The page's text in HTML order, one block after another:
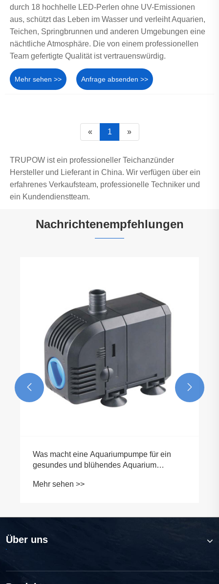
durch 18 hochhelle LED-Perlen ohne UV-Emissionen
aus, schützt das Leben im Wasser und verleiht Aquarien,
Teichen, Springbrunnen und anderen Umgebungen eine
nächtliche Atmosphäre. Die von einem professionellen
Team gefertigte Qualität ist vertrauenswürdig.
Mehr sehen >> Anfrage absenden >>
« 1 »
TRUPOW ist ein professioneller Teichanzünder
Hersteller und Lieferant in China. Wir verfügen über ein
erfahrenes Verkaufsteam, professionelle Techniker und
ein Kundendienstteam.
Nachrichtenempfehlungen
Was macht eine Aquariumpumpe für ein
gesundes und blühendes Aquarium
Mehr sehen >>
 
Über uns